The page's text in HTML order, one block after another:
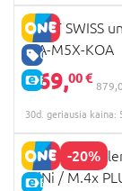
GERA KAINA
E-KAINA
MAST SWISS
MA-M5X-KOA
569,00 €
30d. geriausia kaina:
-20%
E-KAINA
MAST SWISS
MiNi / M.4x